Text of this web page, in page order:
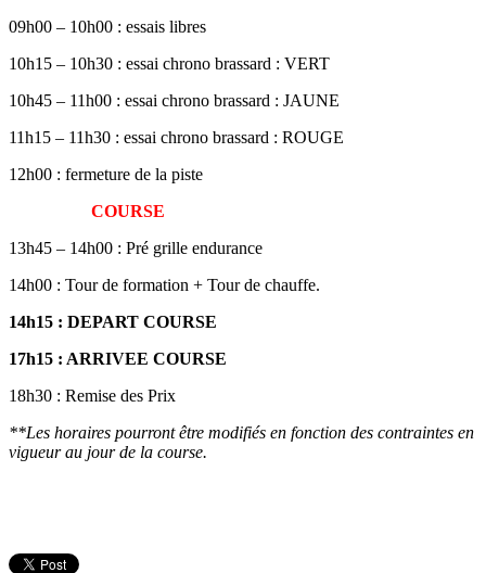
09h00 – 10h00 : essais libres
10h15 – 10h30 : essai chrono brassard : VERT
10h45 – 11h00 : essai chrono brassard : JAUNE
11h15 – 11h30 : essai chrono brassard : ROUGE
12h00 : fermeture de la piste
COURSE
13h45 – 14h00 : Pré grille endurance
14h00 : Tour de formation + Tour de chauffe.
14h15 : DEPART COURSE
17h15 : ARRIVEE COURSE
18h30 : Remise des Prix
**Les horaires pourront être modifiés en fonction des contraintes en
vigueur au jour de la course.